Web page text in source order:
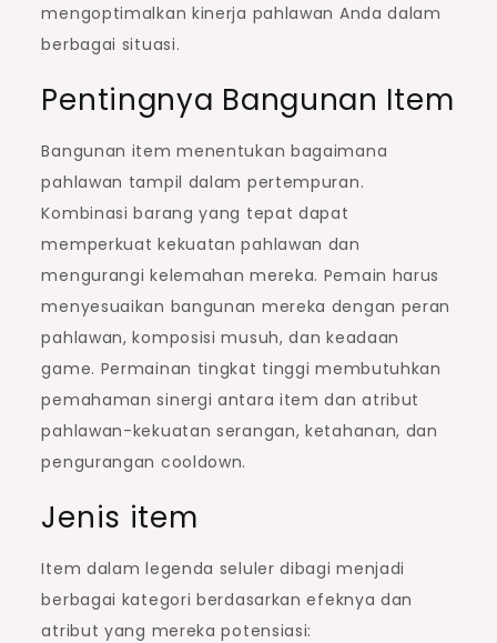
mengoptimalkan kinerja pahlawan Anda dalam
berbagai situasi.
Pentingnya Bangunan Item
Bangunan item menentukan bagaimana
pahlawan tampil dalam pertempuran.
Kombinasi barang yang tepat dapat
memperkuat kekuatan pahlawan dan
mengurangi kelemahan mereka. Pemain harus
menyesuaikan bangunan mereka dengan peran
pahlawan, komposisi musuh, dan keadaan
game. Permainan tingkat tinggi membutuhkan
pemahaman sinergi antara item dan atribut
pahlawan-kekuatan serangan, ketahanan, dan
pengurangan cooldown.
Jenis item
Item dalam legenda seluler dibagi menjadi
berbagai kategori berdasarkan efeknya dan
atribut yang mereka potensiasi: